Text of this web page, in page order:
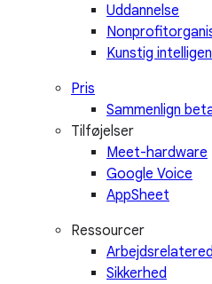
Uddannelse
Kunstig
Pris
Sammenlign
Tilføjelser
Meet-hardware
Google Voice
AppSheet
Ressourcer
Sikkerhed